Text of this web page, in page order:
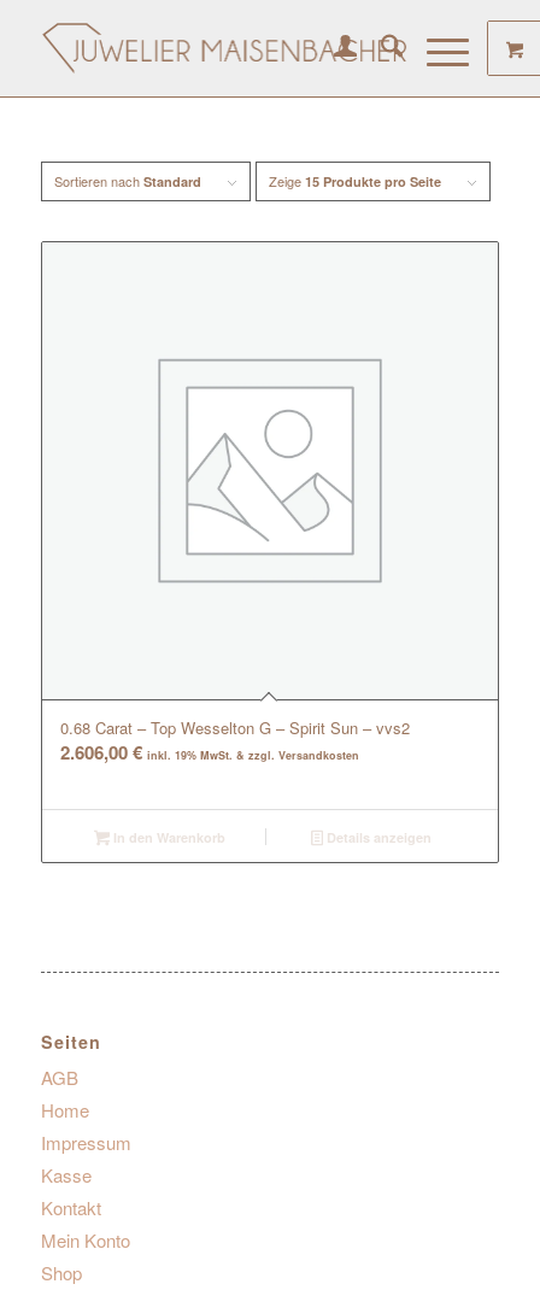
Sortieren nach Standard Zeige 15 Produkte pro Seite
0.68 Carat – Top Wesselton G – Spirit Sun – vvs2
2.606,00€ inkl. 19% MwSt. & zzgl. Versandkosten
In den Warenkorb Details anzeigen
Seiten
AGB
Home
Impressum
Kasse
Kontakt
Mein Konto
Shop